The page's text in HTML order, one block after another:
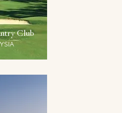
Club